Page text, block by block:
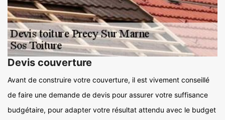
Devis couverture
Avant de construire votre couverture, il est vivement conseillé
de faire une demande de devis pour assurer votre suffisance
budgétaire, pour adapter votre résultat attendu avec le budget